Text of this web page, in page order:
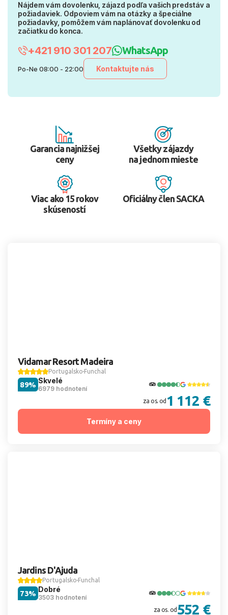
Nájdem vám dovolenku, zájazd podľa vašich predstáv a
požiadaviek. Odpoviem vám na otázky a špeciálne
požiadavky, pomôžem vám naplánovať dovolenku od
začiatku do konca.
+421 910 301 207 WhatsApp
Po-Ne 08:00 - 22:00 Kontaktujte nás
Garancia najnižšej
ceny
Všetky zájazdy
na jednom mieste
Viac ako 15 rokov
skúseností
Oficiálny člen SACKA
Vidamar Resort Madeira
Portugalsko Funchal
Skvelé
6979 hodnotení
89%
za os. od 1 112 €
Termíny a ceny
Jardins D'Ajuda
Portugalsko Funchal
Dobré
3503 hodnotení
73%
za os. od 552 €